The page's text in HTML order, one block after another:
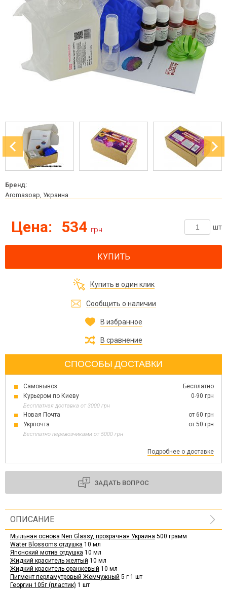
Бренд:
Aromasoap, Украина
Цена: 534 грн шт
КУПИТЬ
Купить в один клик
Сообщить о наличии
В избранное
В сравнение
СПОСОБЫ ДОСТАВКИ
Самовывоз
Бесплатно
Курьером по Киеву
0-90 грн
Бесплатная доставка от 3000 грн
Новая Почта
от 60 грн
Укрпочта
от 50 грн
Бесплатно перевозчиками от 5000 грн
Подробнее о доставке
ЗАДАТЬ ВОПРОС
ОПИСАНИЕ
Мыльная основа Neri Glassy, прозрачная Украина 500 грамм
Water Blossoms отдушка 10 мл
Японский мотив отдушка 10 мл
Жидкий краситель желтый 10 мл
Жидкий краситель оранжевый 10 мл
Пигмент перламутровый Жемчужный 5 г 1 шт
Георгин 105г (пластик) 1 шт